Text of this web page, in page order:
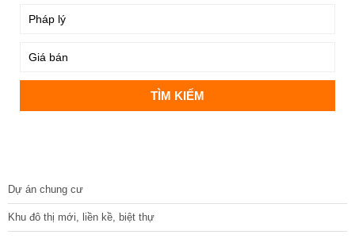
Dự án chung cư
Khu đô thị mới, liền kề, biệt thự